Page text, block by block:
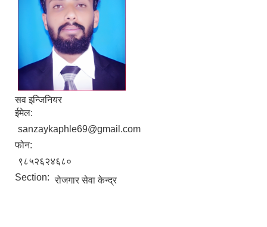
सव इन्जिनियर
ईमेल:
sanzaykaphle69@gmail.com
फोन:
९८५२६२४६८०
Section: रोजगार सेवा केन्द्र